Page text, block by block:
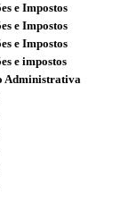
e Impostos
e Impostos
e Impostos
e impostos
Administrativa